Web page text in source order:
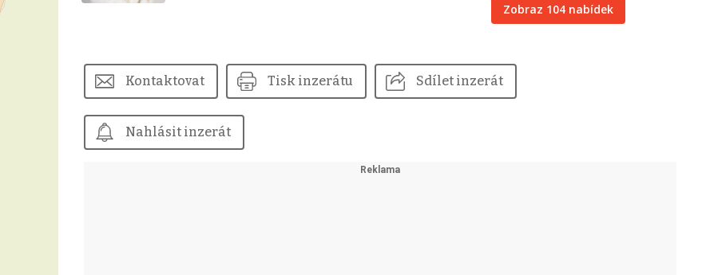
Zobraz 104 nabídek
Kontaktovat Tisk inzerátu Sdílet inzerát
Nahlásit inzerát